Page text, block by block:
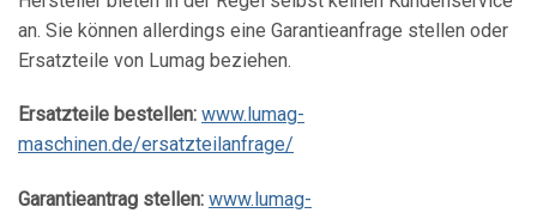
an. Sie können allerdings eine Garantieanfrage stellen oder
Ersatzteile von Lumag beziehen.
Ersatzteile bestellen: www.lumag-
maschinen.de/ersatzteilanfrage/
Garantieantrag stellen: www.lumag-